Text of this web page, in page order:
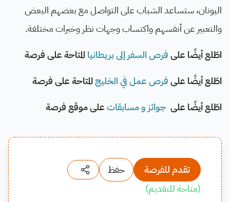
اليونان، ستساعد الشباب على التواصل مع بعضهم البعض
والتعبير عن أنفسهم واكتساب وجهات نظر وخبرات مختلفة.
اطّلع أيضًا علىفرص السفر إلى بريطانيا المتاحة على فرصة
اطّلع أيضًا علىفرص عمل في الخليجالمتاحة على فرصة
اطّلع أيضًا على جوائز و مسابقاتعلى موقع فرصة
تقدم للفرصة
حفظ
(متاحة للتقديم)